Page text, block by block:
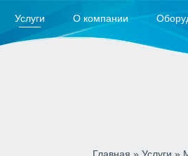
Услуги О компании